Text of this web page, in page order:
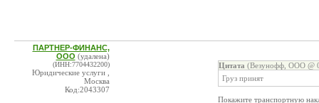
ПАРТНЕР-ФИНАНС,
ООО (удалена)
(ИНН:7704432200)
Юридические услуги ,
Москва
Код:2043307
Цитата (Везунофф, ООО @
Груз принят
Покажите транспортную